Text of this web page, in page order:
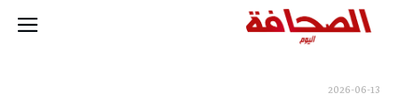
2026-06-13